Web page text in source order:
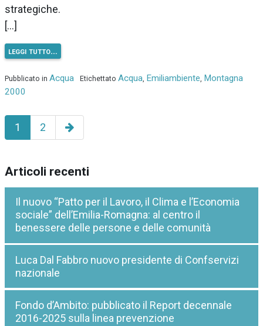
strategiche.
[…]
leggi tutto…
Pubblicato in Acqua Etichettato Acqua, Emiliambiente, Montagna
2000
1 2
Pagina
successiva
Articoli recenti
Il nuovo “Patto per il Lavoro, il Clima e l’Economia
sociale” dell’Emilia-Romagna: al centro il
benessere delle persone e delle comunità
Luca Dal Fabbro nuovo presidente di Confservizi
nazionale
Fondo d’Ambito: pubblicato il Report decennale
2016-2025 sulla linea prevenzione